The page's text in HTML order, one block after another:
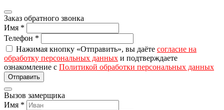
Заказ обратного звонка
Имя *
Телефон *
Нажимая кнопку «Отправить», вы даёте согласие на
обработку персональных данных и подтверждаете
ознакомление с Политикой обработки персональных данных
Вызов замерщика
Имя *